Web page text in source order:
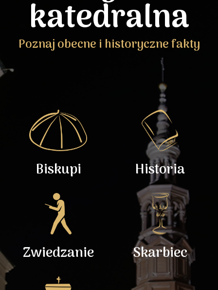
katedralna
Poznaj obecne i historyczne fakty
Biskupi Historia
Zwiedzanie Skarbiec